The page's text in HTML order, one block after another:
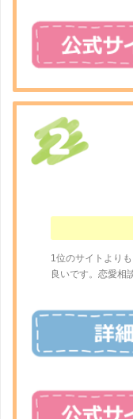
1位のサイトより
良いです。恋愛相